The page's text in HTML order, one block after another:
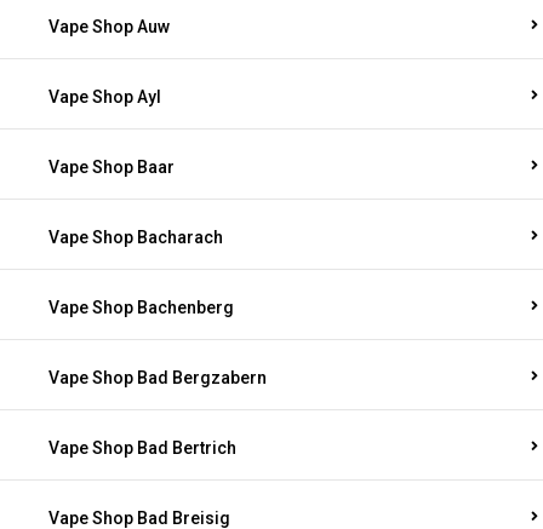
Vape Shop Auw
Vape Shop Ayl
Vape Shop Baar
Vape Shop Bacharach
Vape Shop Bachenberg
Vape Shop Bad Bergzabern
Vape Shop Bad Bertrich
Vape Shop Bad Breisig